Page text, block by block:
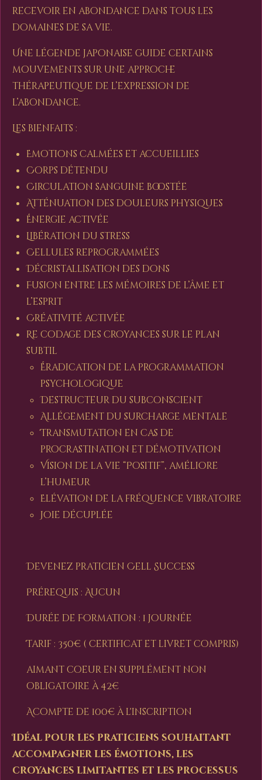
recevoir en abondance dans tous les
domaines de sa vie.
Une légende japonaise guide certains
mouvements sur une approche
thérapeutique de l’expression de
l’abondance.
Les bienfaits :
Emotions calmées et accueillies
Corps détendu
Circulation sanguine boostée
Atténuation des douleurs physiques
Énergie activée
Libération du stress
Cellules reprogrammées
Décristallisation des dons
Fusion entre les mémoires de l’âme et
l’esprit
Créativité activée
Re codage des croyances sur le plan
subtil
Éradication de la programmation
psychologique
Destructeur du subconscient
Allégement du surcharge mentale
Transmutation en cas de
procrastination et démotivation
Vision de la vie “Positif”, améliore
l’humeur
Elévation de la fréquence vibratoire
Joie décuplée
Devenez praticien Cell Success
Prérequis : Aucun
Durée de Formation : 1 journée
Tarif : 350€ ( certificat et livret compris)
aimant coeur en supplément non
obligatoire à 42€
Acompte de 100€ à l'inscription
Idéal pour les praticiens souhaitant
accompagner les émotions, les
croyances limitantes et les processus